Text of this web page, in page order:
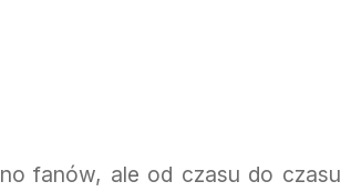
fanów, ale od czasu do czasu